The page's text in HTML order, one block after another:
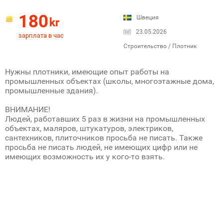
180 kr
зарплата в час
Швеция
23.05.2026
Строительство / Плотник
Нужны плотники, имеющие опыт работы на
промышленных объектах (школы, многоэтажные дома,
промышленные здания).
ВНИМАНИЕ!
Людей, работавших 5 раз в жизни на промышленных
объектах, маляров, штукатуров, электриков,
сантехников, плиточников просьба не писать. Также
просьба не писать людей, не имеющих цифр или не
имеющих возможность их у кого-то взять.